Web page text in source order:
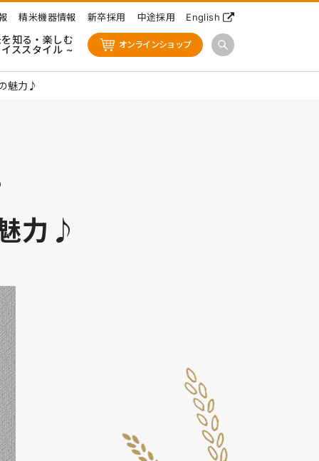
精米機器情報 新卒採用 中途採用 English
知る・楽しむ
ススタイル ~
オンラインショップ
魅力♪
力♪